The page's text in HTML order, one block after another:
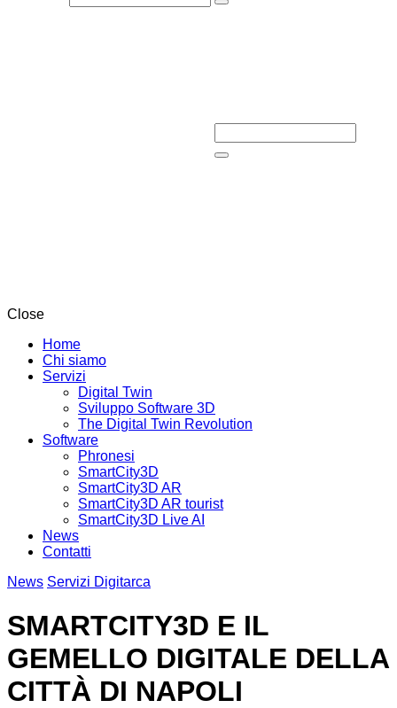
Close
Home
Chi siamo
Servizi
Digital Twin
Sviluppo Software 3D
The Digital Twin Revolution
Software
Phronesi
SmartCity3D
SmartCity3D AR
SmartCity3D AR tourist
SmartCity3D Live AI
News
Contatti
News Servizi Digitarca
SMARTCITY3D E IL
GEMELLO DIGITALE DELLA
CITTÀ DI NAPOLI